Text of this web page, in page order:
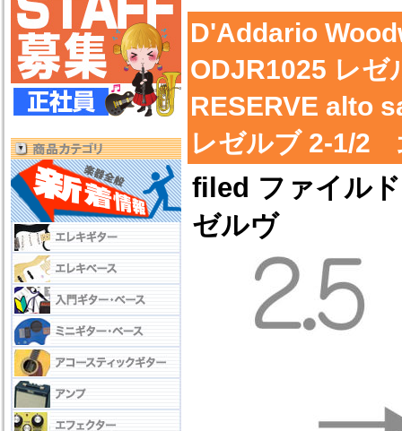
D'Addario
ODJR1025 レゼ
RESERVE alto
レゼルブ 2-1/2
filed ファイル
ゼルヴ